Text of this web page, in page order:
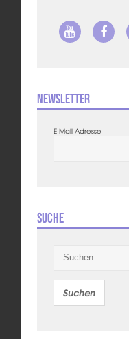
Newsletter
E-Mail Adresse
Suche
nach: